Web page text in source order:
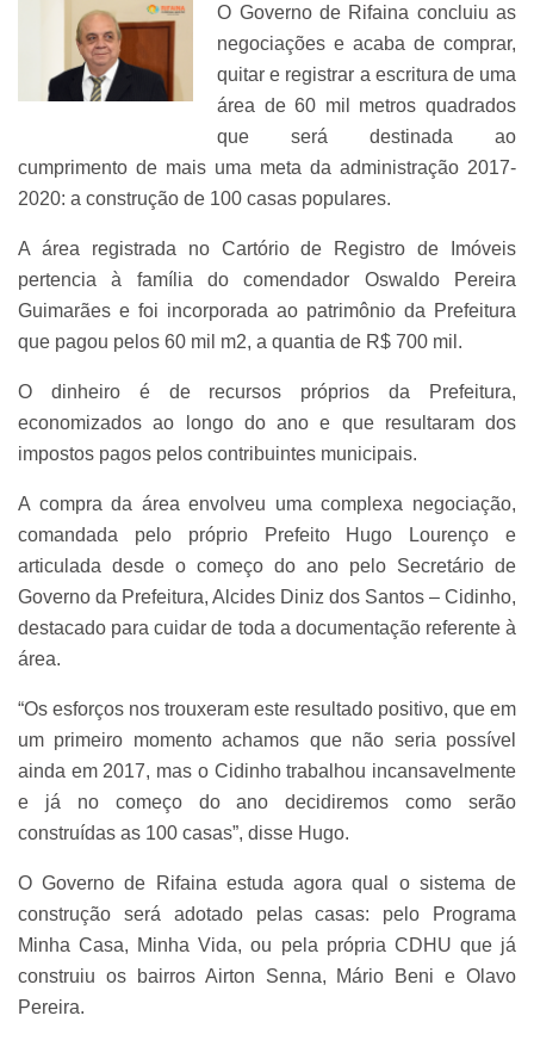
O Governo de Rifaina concluiu as
negociações e acaba de comprar,
quitar e registrar a escritura de uma
área de 60 mil metros quadrados
que será destinada ao
cumprimento de mais uma meta da administração 2017-
2020: a construção de 100 casas populares.
A área registrada no Cartório de Registro de Imóveis
pertencia à família do comendador Oswaldo Pereira
Guimarães e foi incorporada ao patrimônio da Prefeitura
que pagou pelos 60 mil m2, a quantia de R$ 700 mil.
O dinheiro é de recursos próprios da Prefeitura,
economizados ao longo do ano e que resultaram dos
impostos pagos pelos contribuintes municipais.
A compra da área envolveu uma complexa negociação,
comandada pelo próprio Prefeito Hugo Lourenço e
articulada desde o começo do ano pelo Secretário de
Governo da Prefeitura, Alcides Diniz dos Santos – Cidinho,
destacado para cuidar de toda a documentação referente à
área.
“Os esforços nos trouxeram este resultado positivo, que em
um primeiro momento achamos que não seria possível
ainda em 2017, mas o Cidinho trabalhou incansavelmente
e já no começo do ano decidiremos como serão
construídas as 100 casas”, disse Hugo.
O Governo de Rifaina estuda agora qual o sistema de
construção será adotado pelas casas: pelo Programa
Minha Casa, Minha Vida, ou pela própria CDHU que já
construiu os bairros Airton Senna, Mário Beni e Olavo
Pereira.